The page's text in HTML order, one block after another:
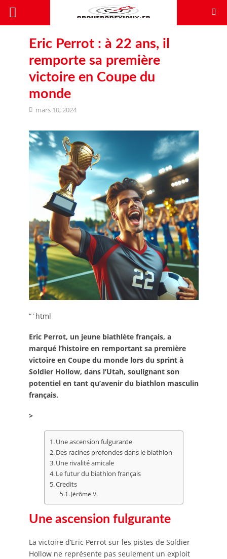
Eric Perrot : à 22 ans, il
remporte sa première
victoire en Coupe du
monde
mars 10, 2024
“`html
Eric Perrot, un jeune biathlète français, a
marqué l’histoire en remportant sa première
victoire en Coupe du monde lors du sprint à
Soldier Hollow, dans l’Utah, soulignant son
potentiel en tant qu’avenir du biathlon masculin
français.
>
Une ascension fulgurante
Des racines profondes dans le biathlon
Une rivalité amicale
Le futur du biathlon français
Credits
Jérôme V.
Une ascension fulgurante
La victoire d’Eric Perrot sur les pistes de Soldier
Hollow ne représente pas seulement un exploit